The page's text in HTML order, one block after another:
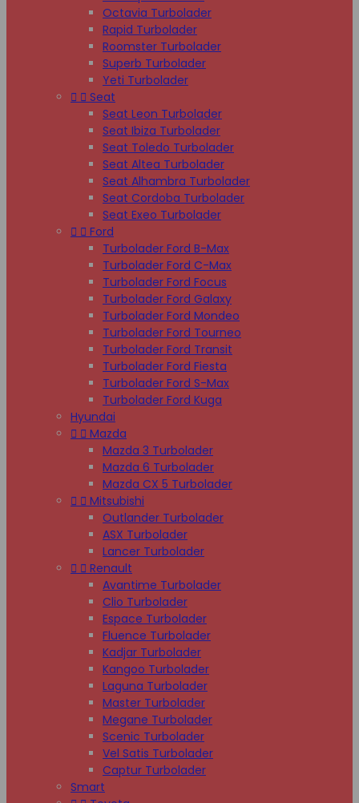
Octavia Turbolader
Rapid Turbolader
Roomster Turbolader
Superb Turbolader
Yeti Turbolader
  Seat
Seat Leon Turbolader
Seat Ibiza Turbolader
Seat Toledo Turbolader
Seat Altea Turbolader
Seat Alhambra Turbolader
Seat Cordoba Turbolader
Seat Exeo Turbolader
  Ford
Turbolader Ford B-Max
Turbolader Ford C-Max
Turbolader Ford Focus
Turbolader Ford Galaxy
Turbolader Ford Mondeo
Turbolader Ford Tourneo
Turbolader Ford Transit
Turbolader Ford Fiesta
Turbolader Ford S-Max
Turbolader Ford Kuga
Hyundai
  Mazda
Mazda 3 Turbolader
Mazda 6 Turbolader
Mazda CX 5 Turbolader
  Mitsubishi
Outlander Turbolader
ASX Turbolader
Lancer Turbolader
  Renault
Avantime Turbolader
Clio Turbolader
Espace Turbolader
Fluence Turbolader
Kadjar Turbolader
Kangoo Turbolader
Laguna Turbolader
Master Turbolader
Megane Turbolader
Scenic Turbolader
Vel Satis Turbolader
Captur Turbolader
Smart